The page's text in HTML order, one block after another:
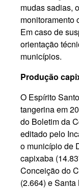
mudas sadias,
monitoramento
Em caso de
orientação
municípios.
Produção
O Espírito
tangerina em
do Boletim da
editado pelo
o município de
capixaba
Conceição do
(2.664) e